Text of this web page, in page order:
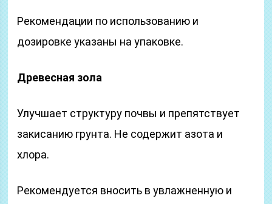
Рекомендации по использованию и
дозировке указаны на упаковке.
Древесная зола
Улучшает структуру почвы и препятствует
закисанию грунта. Не содержит азота и
хлора.
Рекомендуется вносить в увлажненную и